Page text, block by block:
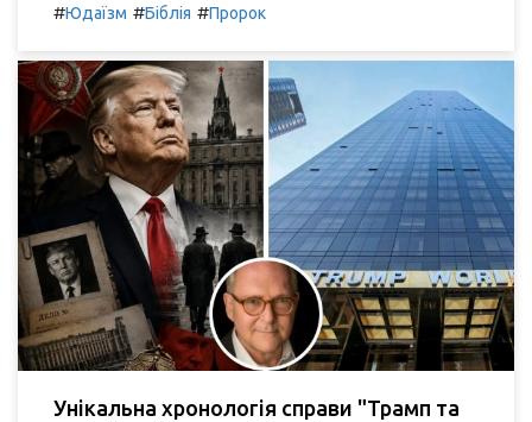
#Юдаїзм #Біблія #Пророк
Унікальна хронологія справи "Трамп та